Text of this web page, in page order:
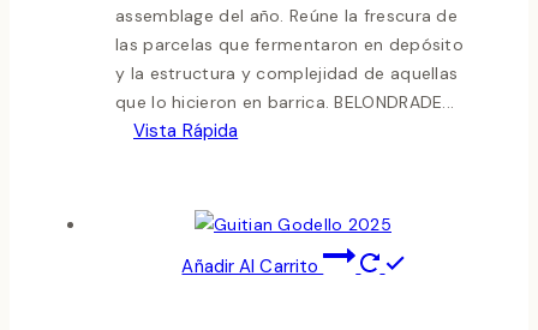
assemblage del año. Reúne la frescura de
las parcelas que fermentaron en depósito
y la estructura y complejidad de aquellas
que lo hicieron en barrica. BELONDRADE...
Vista Rápida
Añadir Al Carrito